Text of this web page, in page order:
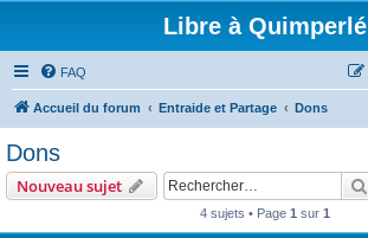
Libre à Quimperlé
FAQ
Accueil du forum Entraide et Partage Dons
Dons
Nouveau sujet
4 sujets • Page 1 sur 1